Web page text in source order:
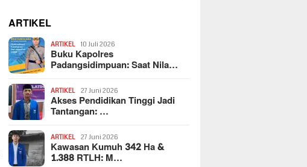
ARTIKEL
ARTIKEL 10 Juli 2026
Buku Kapolres
Padangsidimpuan: Saat Nila…
ARTIKEL 27 Juni 2026
Akses Pendidikan Tinggi Jadi
Tantangan: …
ARTIKEL 27 Juni 2026
Kawasan Kumuh 342 Ha &
1.388 RTLH: M…